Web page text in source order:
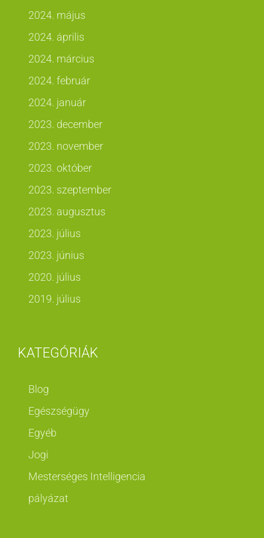
2024. május
2024. április
2024. március
2024. február
2024. január
2023. december
2023. november
2023. október
2023. szeptember
2023. augusztus
2023. július
2023. június
2020. július
2019. július
KATEGÓRIÁK
Blog
Egészségügy
Egyéb
Jogi
Mesterséges Intelligencia
pályázat